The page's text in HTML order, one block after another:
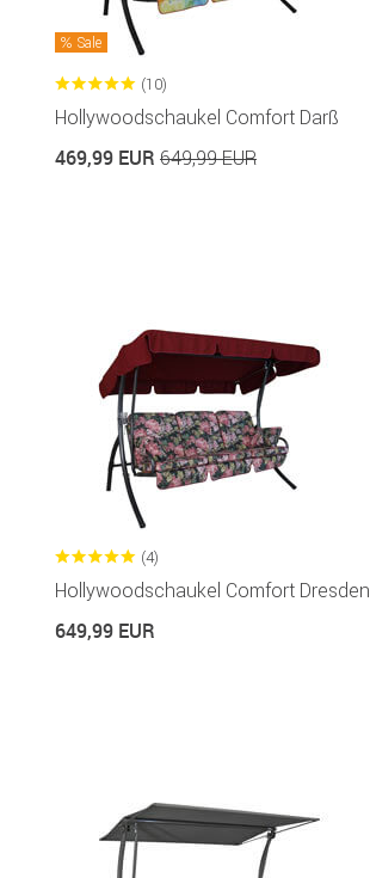
Sale
(10)
Hollywoodschaukel Comfort Darß
469,99 EUR 649,99 EUR
(4)
Hollywoodschaukel Comfort Dresden
649,99 EUR